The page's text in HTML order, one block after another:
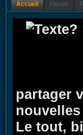
Accueil Forum
partager
Le tout,